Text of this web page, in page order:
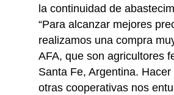
la continuidad de
“Para alcanzar mejores
realizamos una compra
AFA, que son agricultores
Santa Fe, Argentina.
otras cooperativas nos